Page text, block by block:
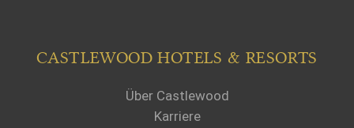
CASTLEWOOD HOTELS & RESORTS
Über Castlewood
Karriere